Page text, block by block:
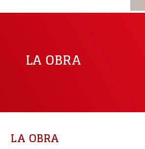
LA OBRA
LA OBRA